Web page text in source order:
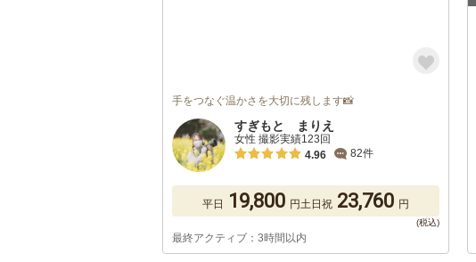
手をつなぐ温かさを大切に残します📸
すぎもと まりえ
女性 撮影実績123回
4.96
82件
平日 19,800 円土日祝 23,760 円
最終アクティブ：3時間以内